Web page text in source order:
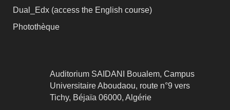
Dual_Edx (access the English course)
Photothèque
Auditorium SAIDANI Boualem, Campus
Universitaire Aboudaou, route n°9 vers
Tichy, Béjaïa 06000, Algérie